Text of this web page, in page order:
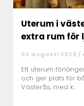
Uterum i västerås så
extra rum för
02 augusti 2026 /
Ett uterum
och ger plats för
Västerås, med k...